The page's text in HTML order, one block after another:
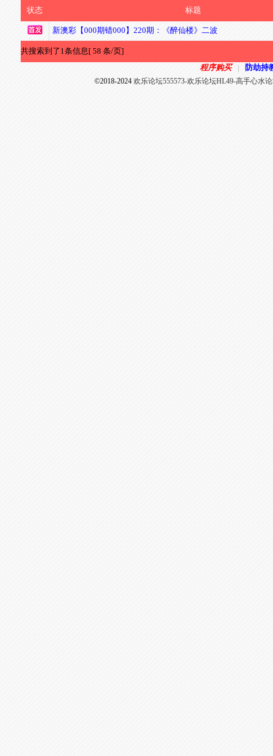
状态 标题
新澳彩【000期错000】220期：《醉仙楼》二波
共搜索到了1条信息[ 58 条/页]
程序购买
防劫持
©2018-2024欢乐论坛555573-欢乐论坛HL49-高手心水